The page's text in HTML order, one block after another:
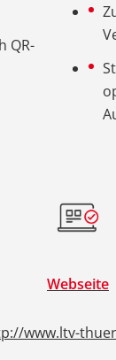
QR-
Webseite
www.ltv-